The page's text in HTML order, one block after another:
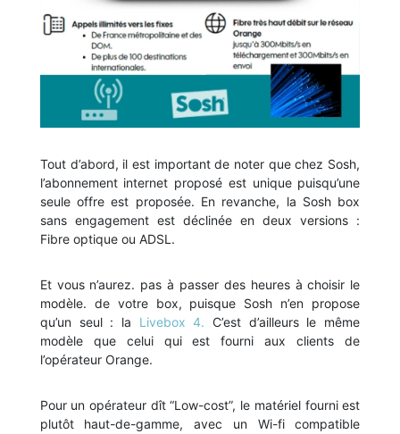
Tout d’abord, il est important de noter que chez Sosh,
l’abonnement internet proposé est unique puisqu’une
seule offre est proposée. En revanche, la Sosh box
sans engagement est déclinée en deux versions :
Fibre optique ou ADSL.
Et vous n’aurez. pas à passer des heures à choisir le
modèle. de votre box, puisque Sosh n’en propose
qu’un seul : la Livebox 4. C’est d’ailleurs le même
modèle que celui qui est fourni aux clients de
l’opérateur Orange.
Pour un opérateur dît “Low-cost”, le matériel fourni est
plutôt haut-de-gamme, avec un Wi-fi compatible